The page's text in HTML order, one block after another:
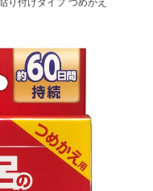
り付けタイプ つめかえ